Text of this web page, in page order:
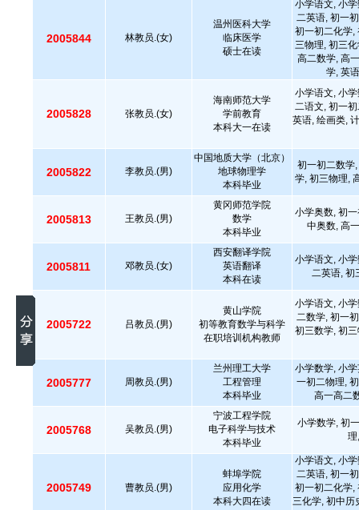
2005844 林教员.(女)
温州医科大学
临床医学
硕士在读
小学语文, 小
二英语, 初一
初一初二化学,
三物理, 初三
高二数学, 高
学, 英
2005828 张教员.(女)
海南师范大学
学前教育
本科大一在读
小学语文, 小
二语文, 初一
英语, 绘画类,
2005822 李教员.(男)
中国地质大学（北京）
地球物理学
本科毕业
初一初二数学
学, 初三物理,
2005813 王教员.(男)
黄冈师范学院
数学
本科毕业
小学奥数, 初
中奥数, 高
2005811 邓教员.(女)
西安翻译学院
英语翻译
本科在读
小学语文, 小
二英语, 初
2005722 吕教员.(男)
黄山学院
初等教育数学与科学
在职培训机构教师
小学语文, 小
二数学, 初一
初三数学, 初
2005777 周教员.(男)
兰州理工大学
工程管理
本科毕业
小学数学, 小
一初二物理,
高一高二
2005768 吴教员.(男)
宁波工程学院
电子科学与技术
本科毕业
小学数学, 初
2005749 曹教员.(男)
蚌埠学院
应用化学
本科大四在读
小学语文, 小
二英语, 初一
初一初二化学,
三化学, 初中历